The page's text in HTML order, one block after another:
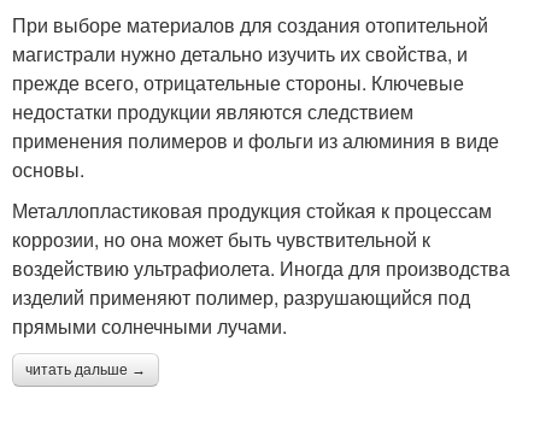
При выборе материалов для создания отопительной
магистрали нужно детально изучить их свойства, и
прежде всего, отрицательные стороны. Ключевые
недостатки продукции являются следствием
применения полимеров и фольги из алюминия в виде
основы.
Металлопластиковая продукция стойкая к процессам
коррозии, но она может быть чувствительной к
воздействию ультрафиолета. Иногда для производства
изделий применяют полимер, разрушающийся под
прямыми солнечными лучами.
читать дальше →